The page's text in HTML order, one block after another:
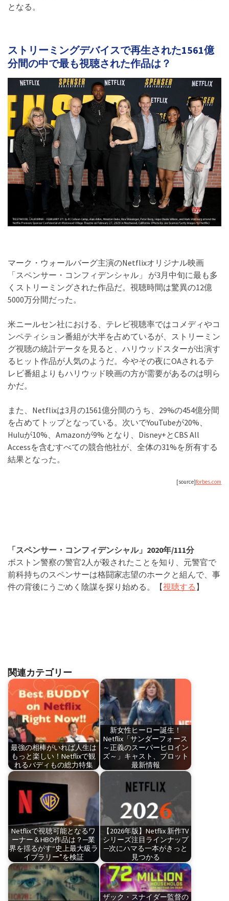
となる。
ストリーミングデバイスで再生された1561億
分間の中で最も視聴された作品は？
マーク・ウォールバーグ主演のNetflixオリジナル映画
「スペンサー・コンフィデンシャル」 が3月中旬に最も多
くストリーミングされた作品だ。視聴時間は驚異の12億
5000万分間だった。
米ニールセン社における、テレビ視聴率ではコメディやコ
ンペティション番組が大半を占めているが、ストリーミン
グ視聴の統計データを見ると、ハリウッドスターが出演す
るヒット作品が人気のようだ。今やその夜にOAされるテ
レビ番組よりもハリウッド映画の方が需要があるのは明ら
かだ。
また、Netflixは3月の1561億分間のうち、29%の454億分間
を占めてトップとなっている。次いでYouTubeが20%、
Huluが10%、Amazonが9% となり、Disney+とCBS All
Accessを含むすべての競合他社が、全体の31%を所有する
結果となった。
[source]forbes.com
「スペンサー・コンフィデンシャル」2020年/111分
ボストン警察の警官2人が殺されたことを知り、元警官で
前科持ちのスペンサーは格闘家志望のホークと組んで、事
件の背後にうごめく陰謀を探り始める。【視聴する 】
関連カテゴリー
最強の相棒がいれば人生は
もっと楽しい！Netflixで観
れるバディもの総力特集
新女性ヒーロー誕生！
Netflix「サンダーフォース
～正義のスーパーヒロイン
ズ～」キャスト、プロット
最新情報
Netflixで視聴可能となるワ
ーナー＆HBO作品は？─業
界を揺るがす“史上最大級ラ
イブラリー”を検証
【2026年版】Netflix 新作TV
シリーズ注目ラインナップ
─次にハマる一本がきっと
見つかる
ザック・スナイダー監督の